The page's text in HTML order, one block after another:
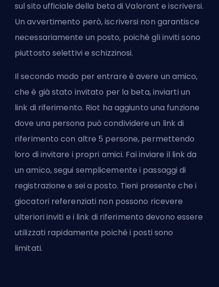
sul sito ufficiale della beta di Valorant e iscriversi.
Un avvertimento però, iscriversi non garantisce
necessariamente un posto, poiché gli inviti sono
piuttosto selettivi e schizzinosi.
Il secondo modo per entrare è avere un amico,
che è già stato invitato per la beta, inviarti un
link di riferimento. Riot ha aggiunto una funzione
dove una persona può condividere un link di
riferimento con altre 5 persone, permettendo
loro di invitare i propri amici. Fai inviare il link da
un amico, segui semplicemente i passaggi di
registrazione e sei a posto. Tieni presente che i
giocatori referenziati non possono ricevere
ulteriori inviti e i link di riferimento devono essere
utilizzati rapidamente poiché i posti sono
limitati.